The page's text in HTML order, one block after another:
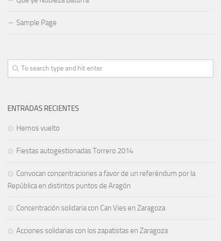
Sample Page
ENTRADAS RECIENTES
Hemos vuelto
Fiestas autogestionadas Torrero 2014
Convocan concentraciones a favor de un referéndum por la
República en distintos puntos de Aragón
Concentración solidaria con Can Vies en Zaragoza
Acciones solidarias con los zapatistas en Zaragoza